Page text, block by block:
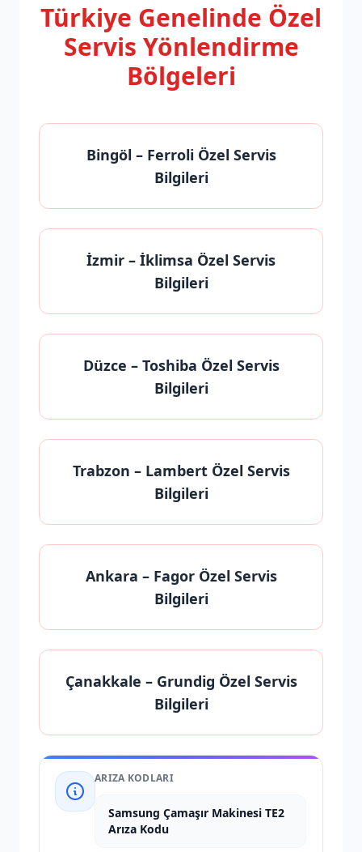
Türkiye Genelinde Özel
Servis Yönlendirme
Bölgeleri
Bingöl – Ferroli Özel Servis
Bilgileri
İzmir – İklimsa Özel Servis
Bilgileri
Düzce – Toshiba Özel Servis
Bilgileri
Trabzon – Lambert Özel Servis
Bilgileri
Ankara – Fagor Özel Servis
Bilgileri
Çanakkale – Grundig Özel Servis
Bilgileri
ARIZA KODLARI
Samsung Çamaşır Makinesi TE2
Arıza Kodu